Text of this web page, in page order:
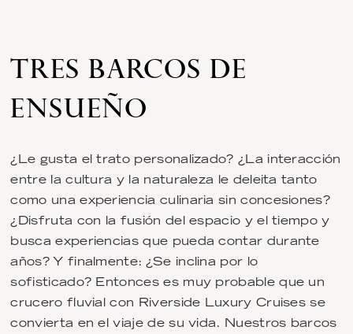
TRES BARCOS DE
ENSUEÑO
¿Le gusta el trato personalizado? ¿La interacción
entre la cultura y la naturaleza le deleita tanto
como una experiencia culinaria sin concesiones?
¿Disfruta con la fusión del espacio y el tiempo y
busca experiencias que pueda contar durante
años? Y finalmente: ¿Se inclina por lo
sofisticado? Entonces es muy probable que un
crucero fluvial con Riverside Luxury Cruises se
convierta en el viaje de su vida. Nuestros barcos